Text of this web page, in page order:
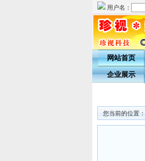
用户名：
网站首页
企业展示
您当前的位置：